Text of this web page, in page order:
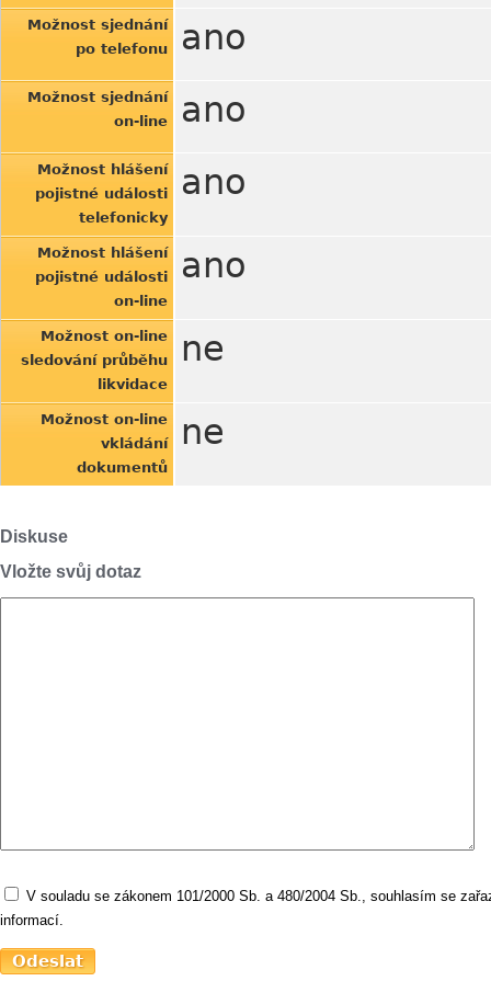
Možnost sjednání
po telefonu
ano
Možnost sjednání
on-line
ano
Možnost hlášení
pojistné události
telefonicky
ano
Možnost hlášení
pojistné události
on-line
ano
Možnost on-line
sledování průběhu
likvidace
ne
Možnost on-line
vkládání
dokumentů
ne
Diskuse
Vložte svůj dotaz
V souladu se zákonem 101/2000 Sb. a 480/2004 Sb., souhlasím se
informací.